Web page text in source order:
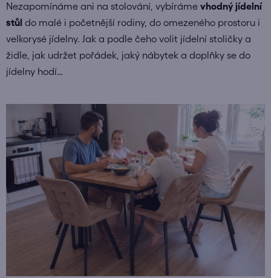
Nezapomínáme ani na stolování, vybíráme vhodný jídelní
stůl do malé i početnější rodiny, do omezeného prostoru i
velkorysé jídelny. Jak a podle čeho volit jídelní stoličky a
židle, jak udržet pořádek, jaký nábytek a doplňky se do
jídelny hodí…
V
i
s
l
á